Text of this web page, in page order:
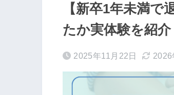
【新卒1年未満
たか実体験を紹介
2025年11月22日 2026